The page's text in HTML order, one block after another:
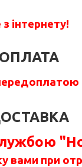
інтернету!
вами при